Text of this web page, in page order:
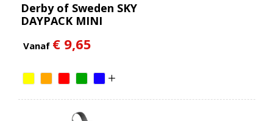
Derby of Sweden SKY
DAYPACK MINI
Vanaf € 9,65